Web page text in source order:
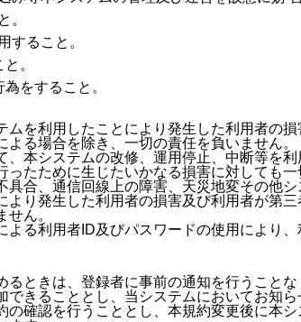
。
すること。
。
をすること。
ムを利用したことにより発生した利用者の
る場合を除き、一切の責任を負いません。
、本システムの改修、運用停止、中断等を
たために生じたいかなる損害に対しても一
合、通信回線上の障害、天災地変その他
り発生した利用者の損害及び利用者が第三
ん。
よる利用者ID及びパスワードの使用により
るときは、登録者に事前の通知を行うこと
きることとし、当システムにおいてお知ら
確認を行うこととし、本規約変更後に本